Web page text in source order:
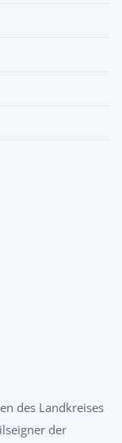
des Landkreises
der